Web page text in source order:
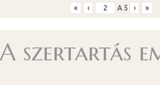
« ‹ A 5 › »
A szertartás